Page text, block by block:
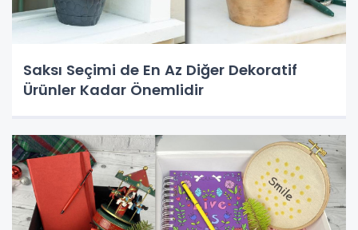
Saksı Seçimi de En Az Diğer Dekoratif
Ürünler Kadar Önemlidir